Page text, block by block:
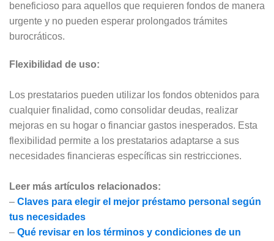
beneficioso para aquellos que requieren fondos de manera
urgente y no pueden esperar prolongados trámites
burocráticos.
Flexibilidad de uso:
Los prestatarios pueden utilizar los fondos obtenidos para
cualquier finalidad, como consolidar deudas, realizar
mejoras en su hogar o financiar gastos inesperados. Esta
flexibilidad permite a los prestatarios adaptarse a sus
necesidades financieras específicas sin restricciones.
Leer más artículos relacionados:
– Claves para elegir el mejor préstamo personal según
tus necesidades
– Qué revisar en los términos y condiciones de un